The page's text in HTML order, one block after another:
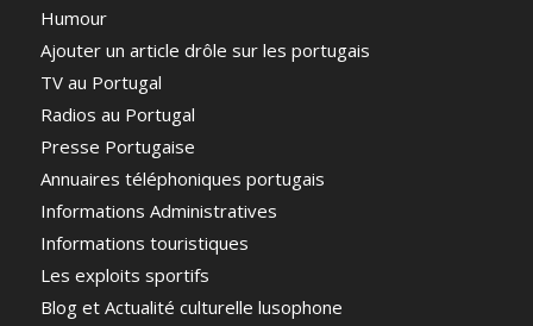
Humour
Ajouter un article drôle sur les portugais
TV au Portugal
Radios au Portugal
Presse Portugaise
Annuaires téléphoniques portugais
Informations Administratives
Informations touristiques
Les exploits sportifs
Blog et Actualité culturelle lusophone